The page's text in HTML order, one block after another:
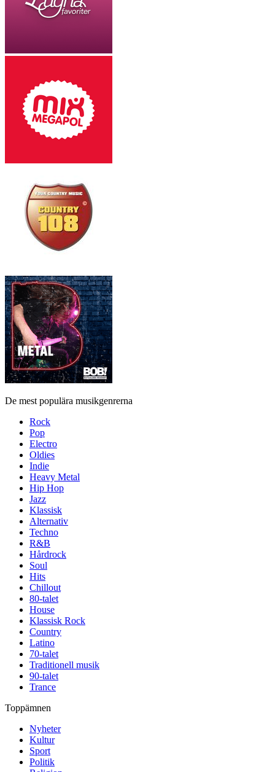
De mest populära musikgenrerna
Rock
Pop
Electro
Oldies
Indie
Heavy Metal
Hip Hop
Jazz
Klassisk
Alternativ
Techno
R&B
Hårdrock
Soul
Hits
Chillout
80-talet
House
Klassisk Rock
Country
Latino
70-talet
Traditionell musik
90-talet
Trance
Toppämnen
Nyheter
Kultur
Sport
Politik